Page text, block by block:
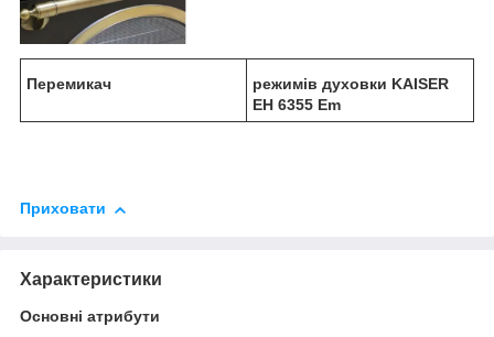
Перемикач
режимів духовки KAISER
EH 6355 Em
Приховати
Характеристики
Основні атрибути